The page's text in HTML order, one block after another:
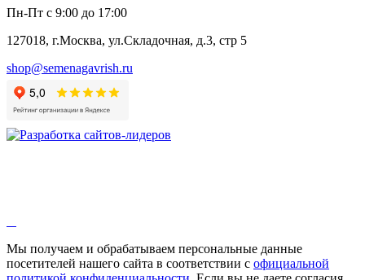
Бессмертник
Валериана
Валерианелла
Гибискус лекарственный
Девясил
Душица
Змееголовник
Мыльнянка
Мята
Пн-Пт с 9:00 до 17:00
127018, г.Москва, ул.Складочная, д.3, стр 5
shop@semenagavrish.ru
Мы получаем и обрабатываем персональные данные
посетителей нашего сайта в соответствии с официальной